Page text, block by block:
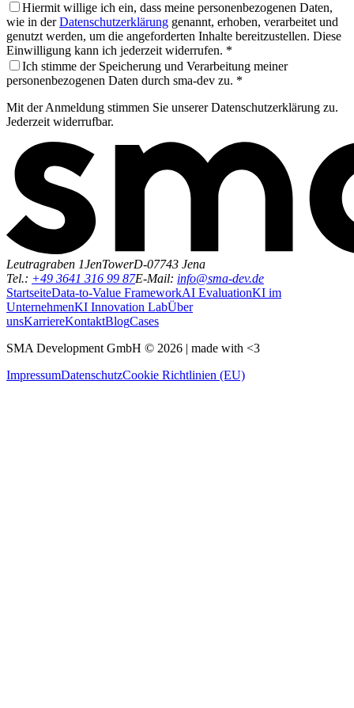
Hiermit willige ich ein, dass meine personenbezogenen Daten,
wie in der Datenschutzerklärung genannt, erhoben, verarbeitet und
genutzt werden, um die angeforderten Inhalte bereitzustellen. Diese
Einwilligung kann ich jederzeit widerrufen. *
Ich stimme der Speicherung und Verarbeitung meiner
personenbezogenen Daten durch sma-dev zu. *
Mit der Anmeldung stimmen Sie unserer Datenschutzerklärung zu.
Jederzeit widerrufbar.
Leutragraben 1JenTowerD-07743 Jena
Tel.: +49 3641 316 99 87E-Mail: info@sma-dev.de
StartseiteData-to-Value FrameworkAI EvaluationKI im
UnternehmenKI Innovation LabÜber
unsKarriereKontaktBlogCases
SMA Development GmbH © 2026 | made with <3
ImpressumDatenschutzCookie Richtlinien (EU)